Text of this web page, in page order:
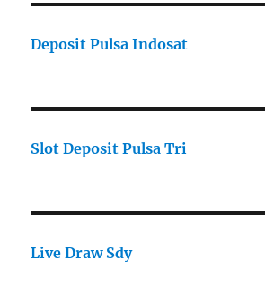
Deposit Pulsa Indosat
Slot Deposit Pulsa Tri
Live Draw Sdy